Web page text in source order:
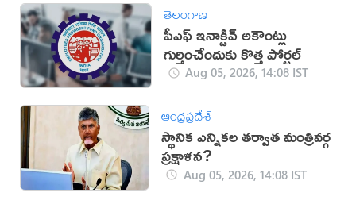
తెలంగాణ
పీఎఫ్ ఇనాక్టివ్ అకౌంట్లు
గుర్తించేందుకు కొత్త పోర్టల్
Aug 05, 2026, 14:08 IST
ఆంధ్రప్రదేశ్
స్థానిక ఎన్నికల తర్వాత మంత్రివర్గ
ప్రక్షాళన?
Aug 05, 2026, 14:08 IST